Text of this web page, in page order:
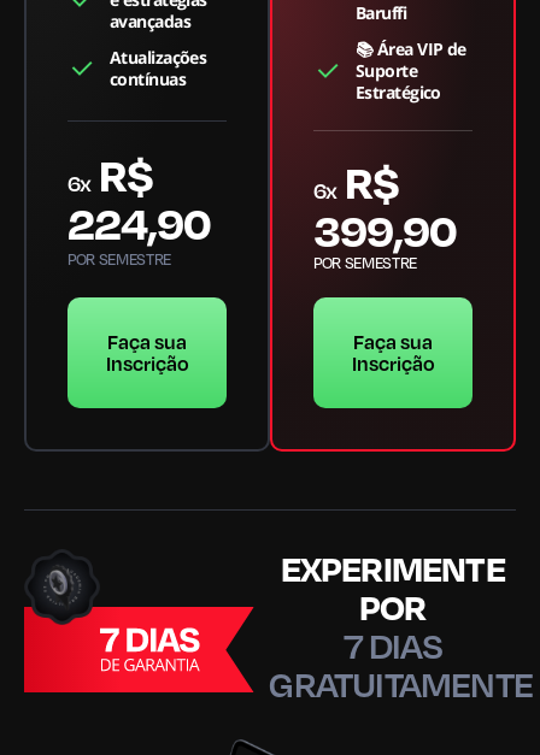
avançadas
Atualizações
contínuas
6xR$
224,90
POR SEMESTRE
Faça sua
Inscrição
Baruffi
📚 Área VIP de
Suporte
Estratégico
6xR$
399,90
POR SEMESTRE
Faça sua
Inscrição
EXPERIMENTE
POR
7 DIAS
GRATUITAMENTE